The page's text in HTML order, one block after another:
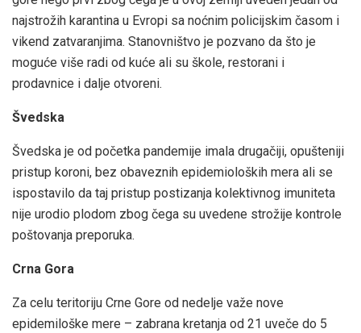
najstrožih karantina u Evropi sa noćnim policijskim časom i
vikend zatvaranjima. Stanovništvo je pozvano da što je
moguće više radi od kuće ali su škole, restorani i
prodavnice i dalje otvoreni.
Švedska
Švedska je od početka pandemije imala drugačiji, opušteniji
pristup koroni, bez obaveznih epidemioloških mera ali se
ispostavilo da taj pristup postizanja kolektivnog imuniteta
nije urodio plodom zbog čega su uvedene strožije kontrole
poštovanja preporuka.
Crna Gora
Za celu teritoriju Crne Gore od nedelje važe nove
epidemiloške mere – zabrana kretanja od 21 uveče do 5